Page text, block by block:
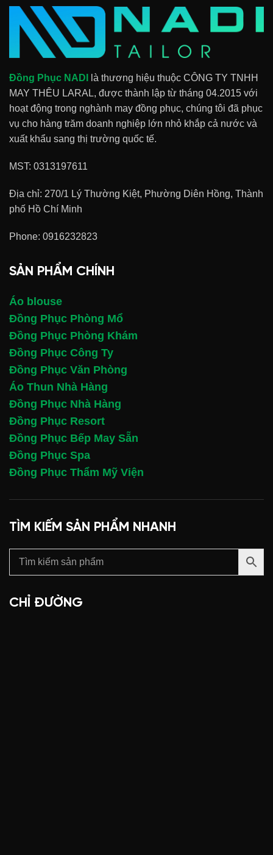
Đồng Phục NADI
là thương hiệu thuộc CÔNG TY TNHH
MAY THÊU LARAL, được thành lập từ tháng 04.2015 với
hoạt động trong nghành may đồng phục, chúng tôi đã phục
vụ cho hàng trăm doanh nghiệp lớn nhỏ khắp cả nước và
xuất khẩu sang thị trường quốc tế.
MST: 0313197611
Địa chỉ: 270/1 Lý Thường Kiệt, Phường Diên Hồng, Thành
phố Hồ Chí Minh
Phone: 0916232823
SẢN PHẨM CHÍNH
Áo blouse
Đồng Phục Phòng Mổ
Đồng Phục Phòng Khám
Đồng Phục Công Ty
Đồng Phục Văn Phòng
Áo Thun Nhà Hàng
Đồng Phục Nhà Hàng
Đồng Phục Resort
Đồng Phục Bếp May Sẵn
Đồng Phục Spa
Đồng Phục Thẩm Mỹ Viện
TÌM KIẾM SẢN PHẨM NHANH
CHỈ ĐƯỜNG